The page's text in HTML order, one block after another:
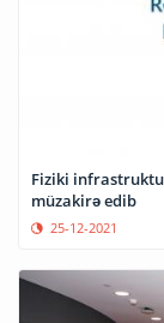
Fiziki
müzakirə edib
25-12-2021